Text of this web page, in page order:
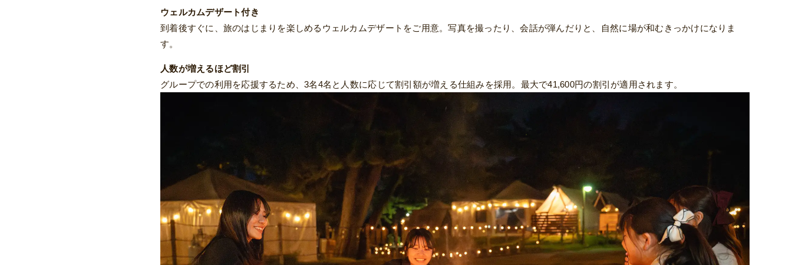
ウェルカムデザート付き
到着後すぐに、旅のはじまりを楽しめるウェルカムデザートをご用意。写真を撮ったり、会話が弾んだりと、自然に場が和むきっかけになりま
す。
人数が増えるほど割引
グループでの利用を応援するため、3名4名と人数に応じて割引額が増える仕組みを採用。最大で41,600円の割引が適用されます。